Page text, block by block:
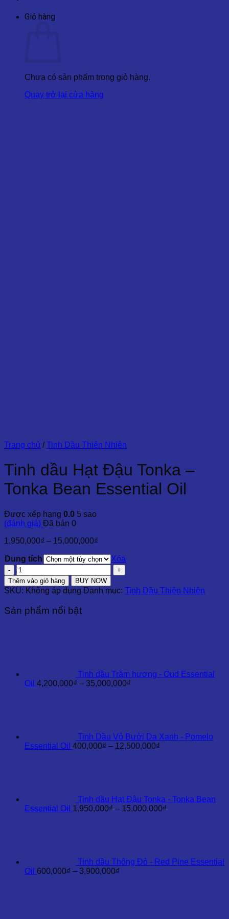
Giỏ hàng
Chưa có sản phẩm trong giỏ hàng.
Quay trở lại cửa hàng
Trang chủ / Tinh Dầu Thiên Nhiên
Tinh dầu Hạt Đậu Tonka –
Tonka Bean Essential Oil
Được xếp hạng 0.0 5 sao
(đánh giá) Đã bán 0
1,950,000₫ – 15,000,000₫
từ
1,950,000₫
đến
15,000,000₫
Dung tích
Xóa
Tinh
dầu
Hạt
Đậu
Tonka
-
Thêm vào giỏ hàng BUY NOW
SKU: Không áp dụng Danh mục: Tinh Dầu Thiên Nhiên
Sản phẩm nổi bật
Tinh dầu Trầm hương - Oud Essential
Oil 4,200,000₫ – 35,000,000₫
Tinh Dầu Vỏ Bưởi Da Xanh - Pomelo
Essential Oil 400,000₫ – 12,500,000₫
Tinh dầu Hạt Đậu Tonka - Tonka Bean
Essential Oil 1,950,000₫ – 15,000,000₫
Tinh dầu Thông Đỏ - Red Pine Essential
Oil 600,000₫ – 3,900,000₫